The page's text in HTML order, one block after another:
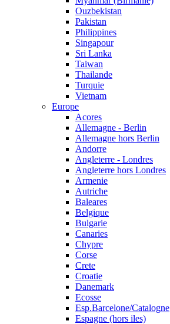
Ouzbekistan
Pakistan
Philippines
Singapour
Sri Lanka
Taiwan
Thailande
Turquie
Vietnam
Europe
Acores
Allemagne - Berlin
Allemagne hors Berlin
Andorre
Angleterre - Londres
Angleterre hors Londres
Armenie
Autriche
Baleares
Belgique
Bulgarie
Canaries
Chypre
Corse
Crete
Croatie
Danemark
Ecosse
Esp.Barcelone/Catalogne
Espagne (hors iles)